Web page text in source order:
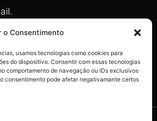
o Consentimento
usamos tecnologias como cookies para
do dispositivo. Consentir com essas tecnologias
comportamento de navegação ou IDs exclusivos
consentimento pode afetar negativamante certos